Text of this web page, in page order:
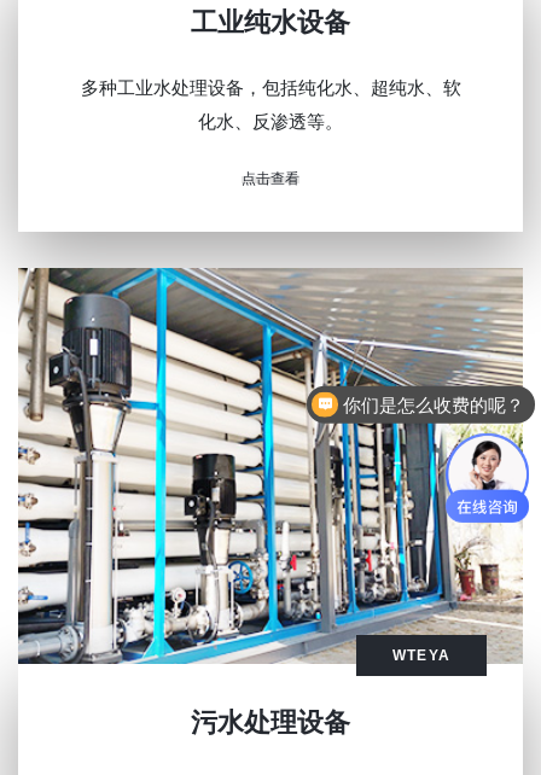
工业纯水设备
多种工业水处理设备，包括纯化水、超纯水、软
化水、反渗透等。
点击查看
WTEYA
污水处理设备
你们蒸发器有哪几类？